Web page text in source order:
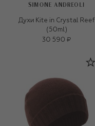
SIMONE ANDREOLI
Духи Kite in Crystal Reef
(50ml)
30 590 ₽